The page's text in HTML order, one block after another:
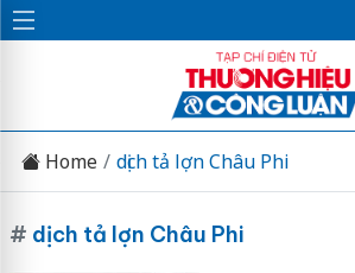
Home dịch tả lợn Châu Phi
# dịch tả lợn Châu Phi